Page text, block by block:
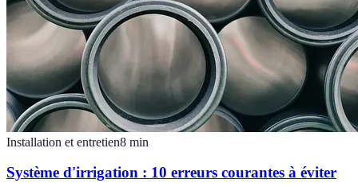
Installation et entretien8 min
Système d'irrigation : 10 erreurs courantes à éviter